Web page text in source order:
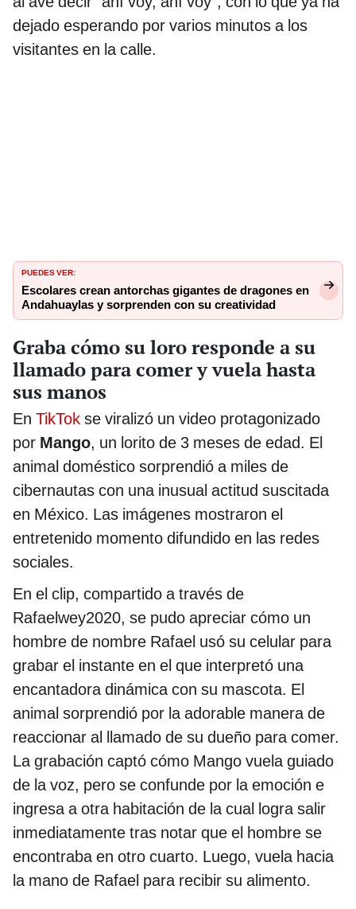
dejado esperando por varios minutos a los
visitantes en la calle.
PUEDES VER:
Escolares crean antorchas gigantes de dragones en
Andahuaylas y sorprenden con su creatividad
Graba cómo su loro responde a su
llamado para comer y vuela hasta
sus manos
En TikTok se viralizó un video protagonizado
por Mango, un lorito de 3 meses de edad. El
animal doméstico sorprendió a miles de
cibernautas con una inusual actitud suscitada
en México. Las imágenes mostraron el
entretenido momento difundido en las redes
sociales.
En el clip, compartido a través de
Rafaelwey2020, se pudo apreciar cómo un
hombre de nombre Rafael usó su celular para
grabar el instante en el que interpretó una
encantadora dinámica con su mascota. El
animal sorprendió por la adorable manera de
reaccionar al llamado de su dueño para comer.
La grabación captó cómo Mango vuela guiado
de la voz, pero se confunde por la emoción e
ingresa a otra habitación de la cual logra salir
inmediatamente tras notar que el hombre se
encontraba en otro cuarto. Luego, vuela hacia
la mano de Rafael para recibir su alimento.